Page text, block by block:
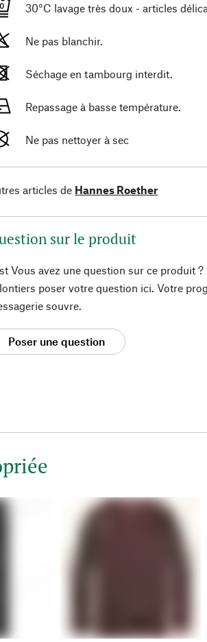
30°C lavage très doux - articles
Ne pas blanchir.
Séchage en tambourg interdit.
Repassage à basse température.
Ne pas nettoyer à sec
articles de Hannes Roether
sur le produit
Vous avez une question sur ce produit ?
poser votre question ici. Votre
souvre.
Poser une question